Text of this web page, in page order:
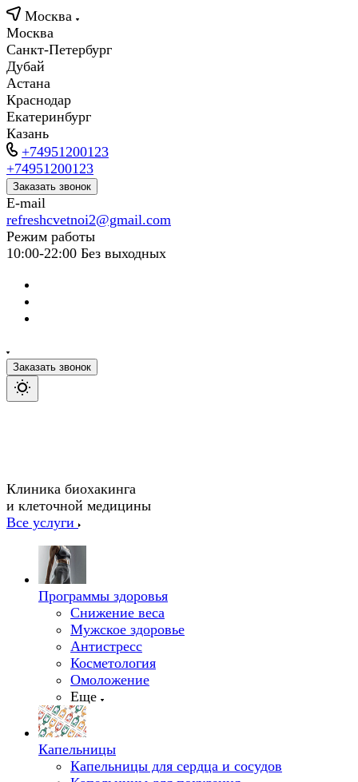
Москва
Москва
Санкт-Петербург
Дубай
Астана
Краснодар
Екатеринбург
Казань
+74951200123
+74951200123
Заказать звонок
E-mail
refreshcvetnoi2@gmail.com
Режим работы
10:00-22:00 Без выходных
Заказать звонок
Клиника биохакинга
и клеточной медицины
Все услуги
Программы здоровья
Снижение веса
Мужское здоровье
Антистресс
Косметология
Омоложение
Еще
Капельницы
Капельницы для сердца и сосудов